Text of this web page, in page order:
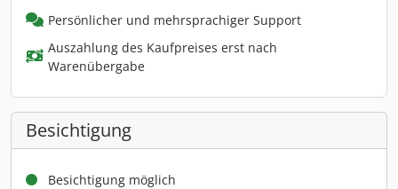
Persönlicher und mehrsprachiger Support
Auszahlung des Kaufpreises erst nach
Warenübergabe
Besichtigung
Besichtigung möglich